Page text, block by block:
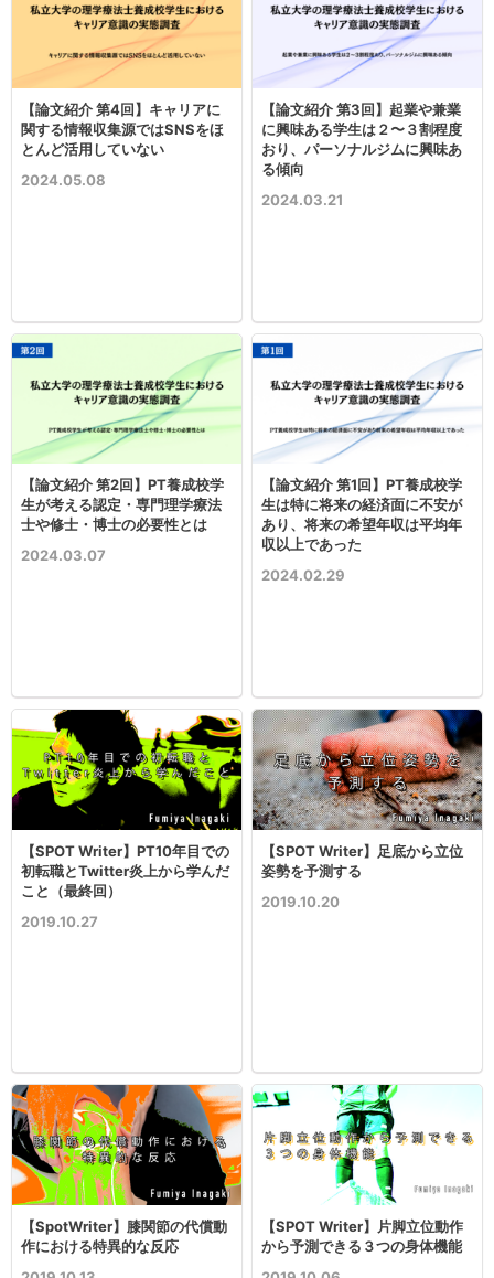
【論文紹介 第4回】キャリアに
関する情報収集源ではSNSをほ
とんど活用していない
2024.05.08
【論文紹介 第3回】起業や兼業
に興味ある学生は２〜３割程度
おり、パーソナルジムに興味あ
る傾向
2024.03.21
【論文紹介 第2回】PT養成校学
生が考える認定・専門理学療法
士や修士・博士の必要性とは
2024.03.07
【論文紹介 第1回】PT養成校学
生は特に将来の経済面に不安が
あり、将来の希望年収は平均年
収以上であった
2024.02.29
【SPOT Writer】PT10年目での
初転職とTwitter炎上から学んだ
こと（最終回）
2019.10.27
【SPOT Writer】足底から立位
姿勢を予測する
2019.10.20
【SpotWriter】膝関節の代償動
作における特異的な反応
【SPOT Writer】片脚立位動作
から予測できる３つの身体機能